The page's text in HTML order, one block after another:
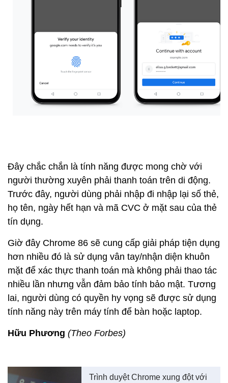
Đây chắc chắn là tính năng được mong chờ với
người thường xuyên phải thanh toán trên di động.
Trước đây, người dùng phải nhập đi nhập lại số thẻ,
họ tên, ngày hết hạn và mã CVC ở mặt sau của thẻ
tín dụng.
Giờ đây Chrome 86 sẽ cung cấp giải pháp tiện dụng
hơn nhiều đó là sử dụng vân tay/nhận diện khuôn
mặt để xác thực thanh toán mà không phải thao tác
nhiều lần nhưng vẫn đảm bảo tính bảo mật. Tương
lai, người dùng có quyền hy vọng sẽ được sử dụng
tính năng này trên máy tính để bàn hoặc laptop.
Hữu Phương (Theo Forbes)
Trình duyệt Chrome xung đột với